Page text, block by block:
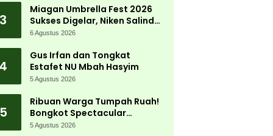
Potensi Desa
3
Miagan Umbrella Fest 2026
Sukses Digelar, Niken Salindry
Jadi Magnet Ribuan
6 Agustus 2026
4
Gus Irfan dan Tongkat
Estafet NU Mbah Hasyim
5 Agustus 2026
5
Ribuan Warga Tumpah Ruah!
Bongkot Spectacular
Carnival 2026 Jadi Pesta
5 Agustus 2026